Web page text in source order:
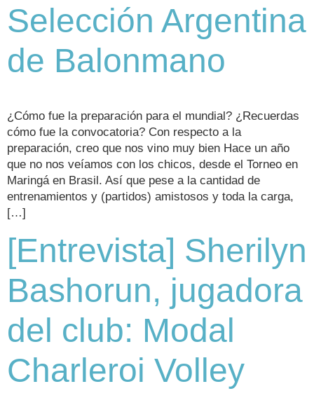
Selección Argentina
de Balonmano
¿Cómo fue la preparación para el mundial? ¿Recuerdas
cómo fue la convocatoria? Con respecto a la
preparación, creo que nos vino muy bien Hace un año
que no nos veíamos con los chicos, desde el Torneo en
Maringá en Brasil. Así que pese a la cantidad de
entrenamientos y (partidos) amistosos y toda la carga,
[…]
[Entrevista] Sherilyn
Bashorun, jugadora
del club: Modal
Charleroi Volley